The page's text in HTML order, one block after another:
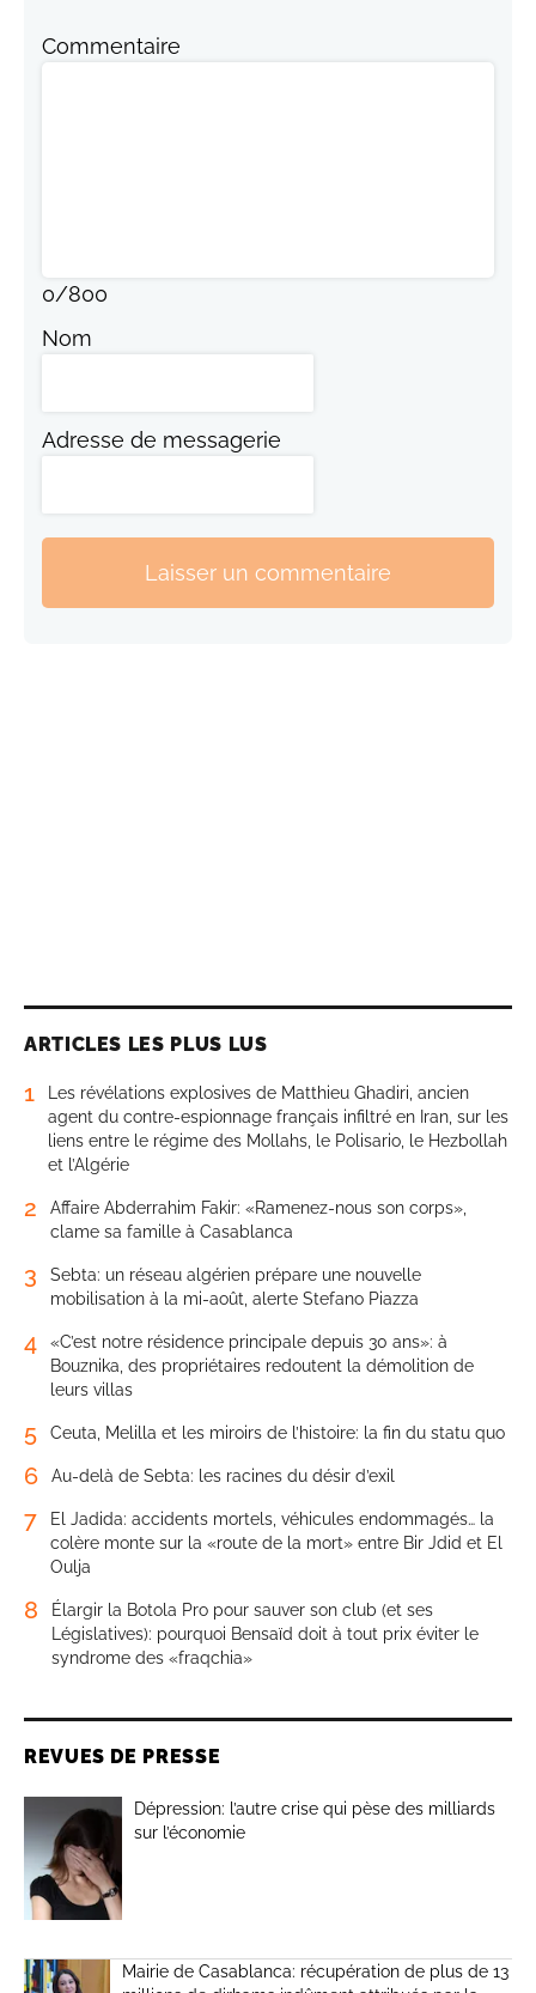
Commentaire
0/800
Nom
Adresse de messagerie
Laisser un commentaire
ARTICLES LES PLUS LUS
1
Les révélations explosives de Matthieu Ghadiri, ancien
agent du contre-espionnage français infiltré en Iran, sur les
liens entre le régime des Mollahs, le Polisario, le Hezbollah
et l’Algérie
2
Affaire Abderrahim Fakir: «Ramenez-nous son corps»,
clame sa famille à Casablanca
3
Sebta: un réseau algérien prépare une nouvelle
mobilisation à la mi-août, alerte Stefano Piazza
4
«C’est notre résidence principale depuis 30 ans»: à
Bouznika, des propriétaires redoutent la démolition de
leurs villas
5 Ceuta, Melilla et les miroirs de l’histoire: la fin du statu quo
6 Au-delà de Sebta: les racines du désir d’exil
7
El Jadida: accidents mortels, véhicules endommagés… la
colère monte sur la «route de la mort» entre Bir Jdid et El
Oulja
8
Élargir la Botola Pro pour sauver son club (et ses
Législatives): pourquoi Bensaïd doit à tout prix éviter le
syndrome des «fraqchia»
REVUES DE PRESSE
Dépression: l’autre crise qui pèse des milliards
sur l’économie
Mairie de Casablanca: récupération de plus de 13